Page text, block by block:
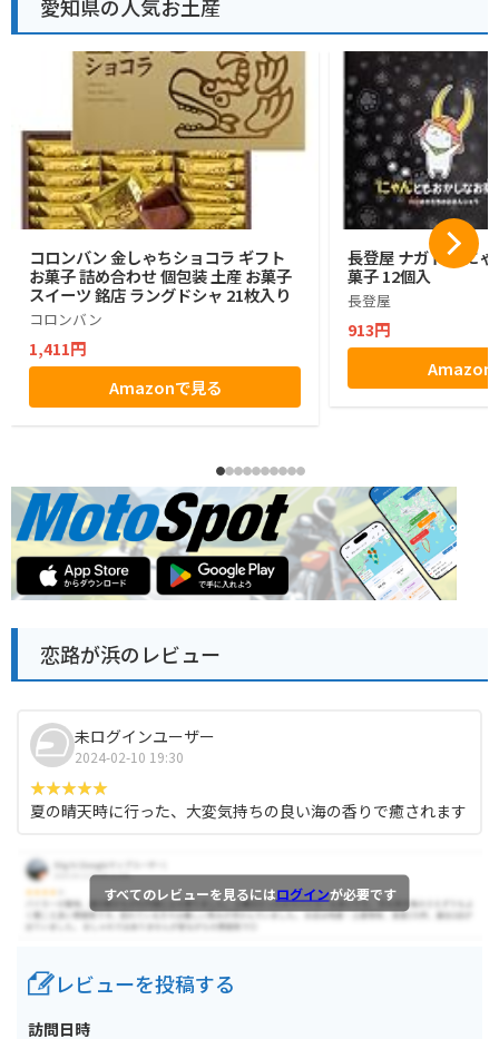
愛知県の人気お土産
コロンバン 金しゃちショコラ ギフト
お菓子 詰め合わせ 個包装 土産 お菓子
スイーツ 銘店 ラングドシャ 21枚入り
コロンバン
1,411円
Amazonで見る
長登屋 ナガトヤ に
菓子 12個入
長登屋
913円
Amazon
恋路が浜のレビュー
未ログインユーザー
2024-02-10 19:30
夏の晴天時に行った、大変気持ちの良い海の香りで癒されます
すべてのレビューを見るにはログインが必要です
レビューを投稿する
訪問日時